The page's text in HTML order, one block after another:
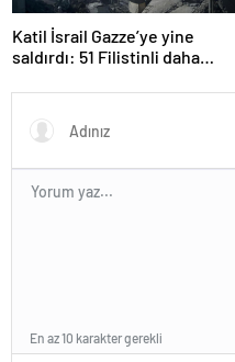
Katil İsrail Gazze’ye yine
saldırdı: 51 Filistinli daha
En az 10 karakter gerekli